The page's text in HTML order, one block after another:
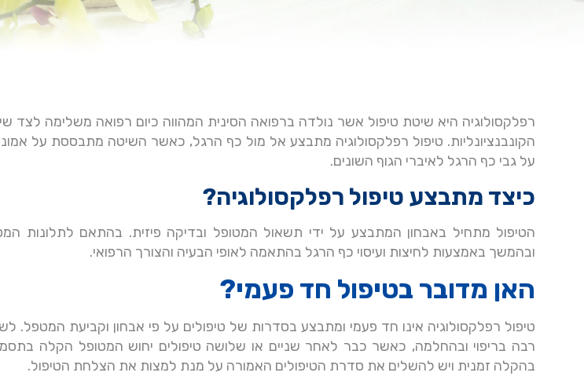
רפלקסולוגיה היא שיטת טיפול אשר נולדה ברפואה הסינית המהווה כיום רפואה משלימה לצד
הקונבנציונליות. טיפול רפלקסולוגיה מתבצע אל מול כף הרגל, כאשר השיטה מתבססת על
על גבי כף הרגל לאיברי הגוף השונים.
כיצד מתבצע טיפול רפלקסולוגיה?
הטיפול מתחיל באבחון המתבצע על ידי תשאול המטופל ובדיקה פיזית. בהתאם לתלונות
ובהמשך באמצעות לחיצות ועיסוי כף הרגל בהתאמה לאופי הבעיה והצורך הרפואי.
האן מדובר בטיפול חד פעמי?
טיפול רפלקסולוגיה אינו חד פעמי ומתבצע בסדרות של טיפולים על פי אבחון וקביעת המטפל.
רבה בריפוי ובהחלמה, כאשר כבר לאחר שניים או שלושה טיפולים יחוש המטופל הקלה
בהקלה זמנית ויש להשלים את סדרת הטיפולים האמורה על מנת למצות את הצלחת הטיפול.